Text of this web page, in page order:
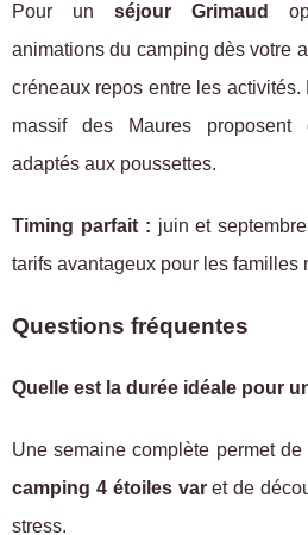
Pour unséjour Grimaud
animations du camping dès votre
créneaux repos entre les activités.
massif des Maures proposent
adaptés aux poussettes.
Timing parfait : juin et
tarifs avantageux pour les familles
Questions fréquentes
Quelle est la durée idéale pour
Une semaine complète permet
camping 4 étoiles varet de
stress.